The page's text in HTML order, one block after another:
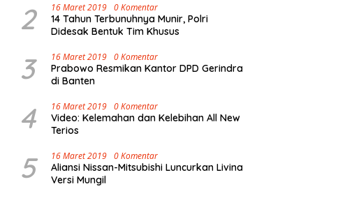
2 16 Maret 2019 0 Komentar
14 Tahun Terbunuhnya Munir, Polri
Didesak Bentuk Tim Khusus
3 16 Maret 2019 0 Komentar
Prabowo Resmikan Kantor DPD Gerindra
di Banten
4 16 Maret 2019 0 Komentar
Video: Kelemahan dan Kelebihan All New
Terios
5 16 Maret 2019 0 Komentar
Aliansi Nissan-Mitsubishi Luncurkan Livina
Versi Mungil